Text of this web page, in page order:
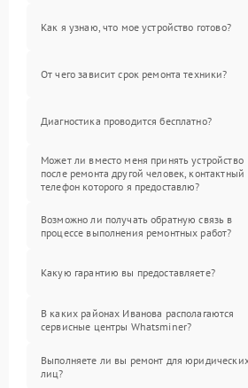
Как я узнаю, что мое устройство готово?
От чего зависит срок ремонта техники?
Диагностика проводится бесплатно?
Может ли вместо меня принять устройство
после ремонта другой человек, контактный
телефон которого я предоставлю?
Возможно ли получать обратную связь в
процессе выполнения ремонтных работ?
Какую гарантию вы предоставляете?
В каких районах Иванова располагаются
сервисные центры Whatsminer?
Выполняете ли вы ремонт для
лиц?